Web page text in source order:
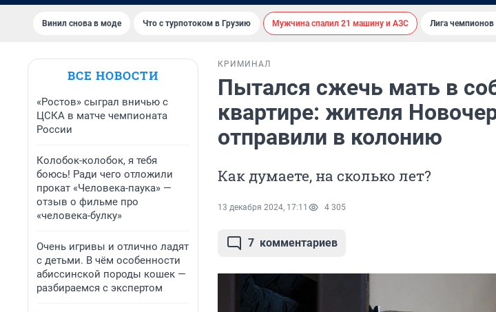
Винил снова в моде Что с турпотоком в Грузию Мужчина спалил 21 машину и АЗС Лига чемпионов
ВСЕ НОВОСТИ
«Ростов» сыграл вничью с
ЦСКА в матче чемпионата
России
Колобок-колобок, я тебя
боюсь! Ради чего отложили
прокат «Человека-паука» —
отзыв о фильме про
«человека-булку»
Очень игривы и отлично ладят
с детьми. В чём особенности
абиссинской породы кошек —
разбираемся с экспертом
КРИМИНАЛ
Пытался сжечь мать в
квартире: жителя
отправили в колонию
Как думаете, на сколько лет?
13 декабря 2024, 17:11 4 305
7 комментариев